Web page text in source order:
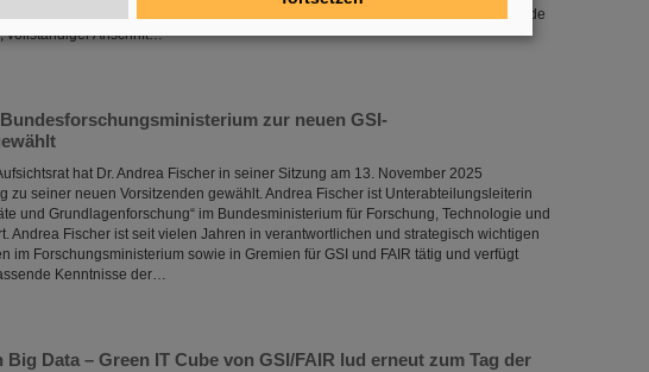
erhalten ihn per Post: Bitte senden Sie eine E-Mail an gsi-kalender(at)gsi.de
vollständiger Anschrift…
zur neuen GSI-
hat Dr. Andrea Fischer in seiner Sitzung am 13. November 2025
zu seiner neuen Vorsitzenden gewählt. Andrea Fischer ist Unterabteilungsleiterin
und Grundlagenforschung“ im Bundesministerium für Forschung, Technologie und
Andrea Fischer ist seit vielen Jahren in verantwortlichen und strategisch wichtigen
im Forschungsministerium sowie in Gremien für GSI und FAIR tätig und verfügt
Kenntnisse der…
Data – Green IT Cube von GSI/FAIR lud erneut zum Tag der